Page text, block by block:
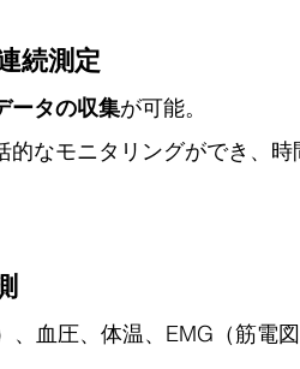
続測定
ータの収集が可能。
的なモニタリングができ、
、血圧、体温、EMG（筋電